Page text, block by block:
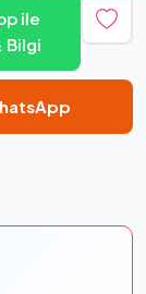
ile
Bilgi